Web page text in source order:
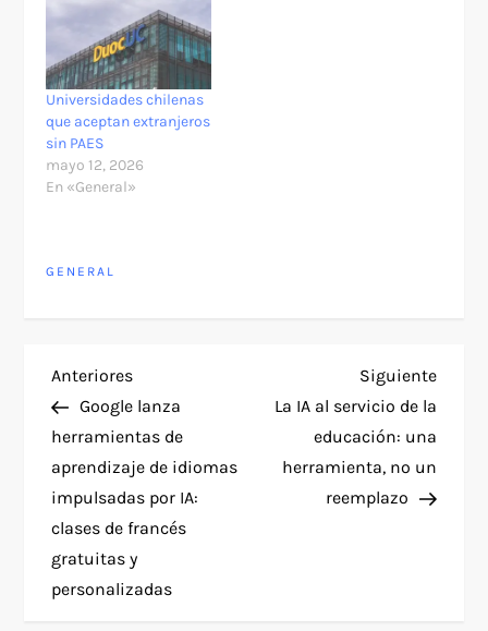
Universidades chilenas
que aceptan extranjeros
sin PAES
mayo 12, 2026
En «General»
GENERAL
N
a
v
e
g
Entrada
anterior
Anteriores
Google lanza
herramientas de
aprendizaje de idiomas
impulsadas por IA:
clases de francés
gratuitas y
personalizadas
Siguiente
La IA al servicio de la
educación: una
herramienta, no un
reemplazo